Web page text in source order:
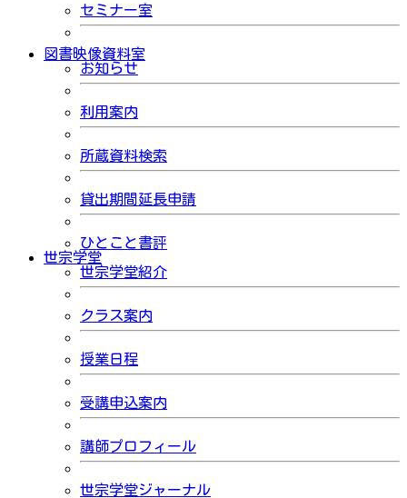
セミナー室
図書映像資料室
お知らせ
利用案内
所蔵資料検索
貸出期間延長申請
ひとこと書評
世宗学堂
世宗学堂紹介
クラス案内
授業日程
受講申込案内
講師プロフィール
世宗学堂ジャーナル